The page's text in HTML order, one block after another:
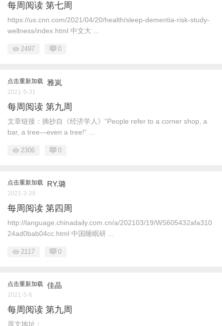
每周阅读 第七周
https://us.cnn.com/2021/04/20/health/sleep-dementia-risk-study-
wellness/index.html 中文大 ...
2497 0
点击重新加载 雅岚
2021-5-31
每周阅读 第九周
文章链接：摘抄自《经济学人》“People refer to a corner shop, a
bar, a tree—even a tree!” ...
2306 0
点击重新加载 RY.璐
2021-3-28
每周阅读 第四周
http://language.chinadaily.com.cn/a/202103/19/WS605432afa310
24ad0bab04cc.html 中国睡眠研 ...
2117 0
点击重新加载 佳晶
2021-5-6
每周阅读 第九周
原文地址：